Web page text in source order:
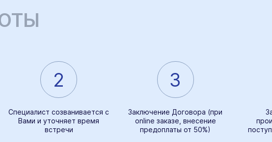
2
Специалист созванивается с
Вами и уточняет время
встречи
3
Заключение Договора (при
online заказе, внесение
предоплаты от 50%)